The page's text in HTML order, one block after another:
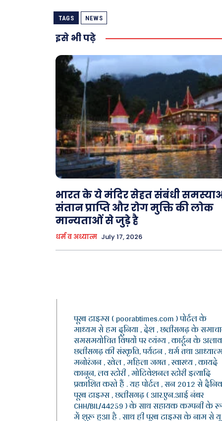
TAGS NEWS
इसे भी पढ़े
भारत के ये मंदिर सेहत संबंधी
संतान प्राप्ति और रोग मुक्ति की लोक
मान्यताओं से जुड़े है
धर्म व अध्यात्म July 17, 2026
पूरब टाइम्स ( poorabtimes.com ) पोर्टल के
माध्यम से हम दुनिया , देश , छत्तीसगढ़ के
समसमयोचित विषयों पर व्यंग्य , कार्टून के
छत्तीसगढ़ की संस्कृति, पर्यटन , धर्म तथा
मनोरंजन , खेल , महिला जगत , स्वास्थ्य , कायदे
कानून, लव स्टोरी , मोटिवेशनल स्टोरी इत्यादि
प्रकाशित करते हैं . यह पोर्टल , सन 2012 से
पूरब टाइम्स , छत्तीसगढ़ ( आर.एन.आई नंबर
CHH/BIL/44259 ) के साथ सहायक कम्पनी के
में शुरू हुआ है . साथ ही पूरब टाइम्स के नाम से यू